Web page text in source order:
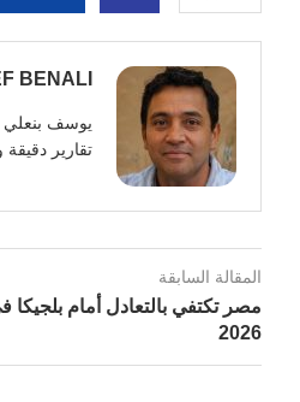
BENALI
تقارير دقيقة
المقالة السابقة
مصر تكتفي بالتعادل أمام بلجيكا
2026